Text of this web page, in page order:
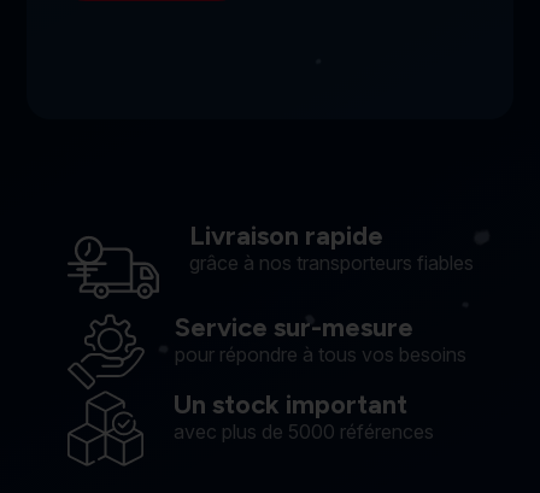
Livraison rapide
grâce à nos transporteurs fiables
Service sur-mesure
pour répondre à tous vos besoins
Un stock important
avec plus de 5000 références